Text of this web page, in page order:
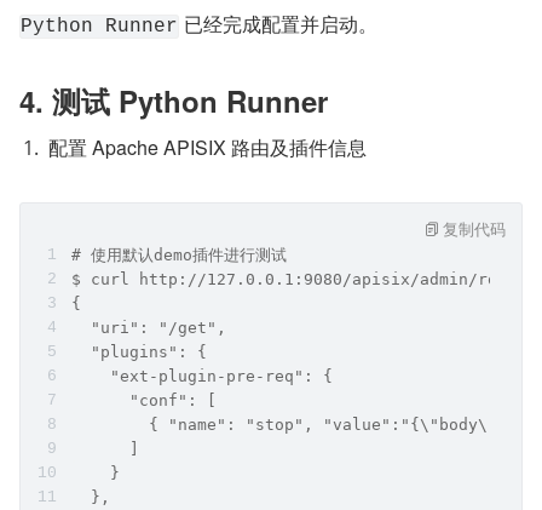
Python Runner 已经完成配置并启动。
4. 测试 Python Runner
配置 Apache APISIX 路由及插件信息
# 使用默认demo插件进行测试
$ curl http://127.0.0.1:9080/apisix/admin/routes/
{
  "uri": "/get",
  "plugins": {
    "ext-plugin-pre-req": {
      "conf": [
{ "name": "stop",
      ]
    }
  },
复制代码